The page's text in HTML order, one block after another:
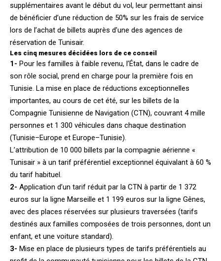
supplémentaires avant le début du vol, leur permettant ainsi
de bénéficier d’une réduction de 50% sur les frais de service
lors de l’achat de billets auprès d’une des agences de
réservation de Tunisair.
Les cinq mesures décidées lors de ce conseil
1- Pour les familles à faible revenu, l’État, dans le cadre de
son rôle social, prend en charge pour la première fois en
Tunisie. La mise en place de réductions exceptionnelles
importantes, au cours de cet été, sur les billets de la
Compagnie Tunisienne de Navigation (CTN), couvrant 4 mille
personnes et 1 300 véhicules dans chaque destination
(Tunisie–Europe et Europe–Tunisie).
L’attribution de 10 000 billets par la compagnie aérienne «
Tunisair » à un tarif préférentiel exceptionnel équivalant à 60 %
du tarif habituel.
2- Application d’un tarif réduit par la CTN à partir de 1 372
euros sur la ligne Marseille et 1 199 euros sur la ligne Gênes,
avec des places réservées sur plusieurs traversées (tarifs
destinés aux familles composées de trois personnes, dont un
enfant, et une voiture standard).
3- Mise en place de plusieurs types de tarifs préférentiels au